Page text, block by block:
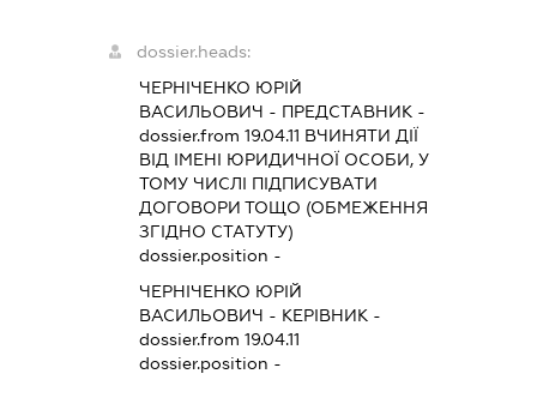
dossier.heads:
ЧЕРНІЧЕНКО ЮРІЙ
ВАСИЛЬОВИЧ - ПРЕДСТАВНИК -
dossier.from 19.04.11 ВЧИНЯТИ ДІЇ
ВІД ІМЕНІ ЮРИДИЧНОЇ ОСОБИ, У
ТОМУ ЧИСЛІ ПІДПИСУВАТИ
ДОГОВОРИ ТОЩО (ОБМЕЖЕННЯ
ЗГІДНО СТАТУТУ)
dossier.position -
ЧЕРНІЧЕНКО ЮРІЙ
ВАСИЛЬОВИЧ - КЕРІВНИК -
dossier.from 19.04.11
dossier.position -